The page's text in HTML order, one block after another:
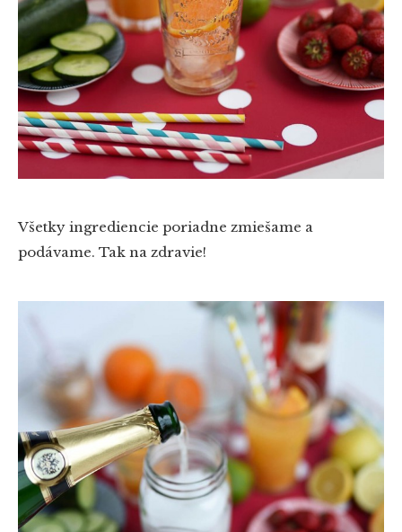
Všetky ingrediencie poriadne zmiešame a
podávame. Tak na zdravie!